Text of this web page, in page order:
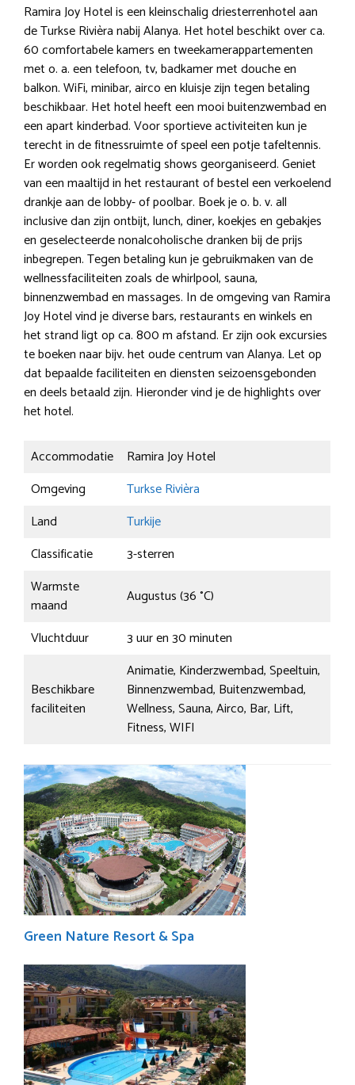
Ramira Joy Hotel is een kleinschalig driesterrenhotel aan
de Turkse Rivièra nabij Alanya. Het hotel beschikt over ca.
60 comfortabele kamers en tweekamerappartementen
met o. a. een telefoon, tv, badkamer met douche en
balkon. WiFi, minibar, airco en kluisje zijn tegen betaling
beschikbaar. Het hotel heeft een mooi buitenzwembad en
een apart kinderbad. Voor sportieve activiteiten kun je
terecht in de fitnessruimte of speel een potje tafeltennis.
Er worden ook regelmatig shows georganiseerd. Geniet
van een maaltijd in het restaurant of bestel een verkoelend
drankje aan de lobby- of poolbar. Boek je o. b. v. all
inclusive dan zijn ontbijt, lunch, diner, koekjes en gebakjes
en geselecteerde nonalcoholische dranken bij de prijs
inbegrepen. Tegen betaling kun je gebruikmaken van de
wellnessfaciliteiten zoals de whirlpool, sauna,
binnenzwembad en massages. In de omgeving van Ramira
Joy Hotel vind je diverse bars, restaurants en winkels en
het strand ligt op ca. 800 m afstand. Er zijn ook excursies
te boeken naar bijv. het oude centrum van Alanya. Let op
dat bepaalde faciliteiten en diensten seizoensgebonden
en deels betaald zijn. Hieronder vind je de highlights over
het hotel.
Accommodatie
Ramira Joy Hotel
Omgeving
Turkse Rivièra
Land
Turkije
Classificatie
3-sterren
Warmste
maand
Augustus (36 °C)
Vluchtduur
3 uur en 30 minuten
Beschikbare
faciliteiten
Animatie, Kinderzwembad, Speeltuin,
Binnenzwembad, Buitenzwembad,
Wellness, Sauna, Airco, Bar, Lift,
Fitness, WIFI
Green Nature Resort & Spa